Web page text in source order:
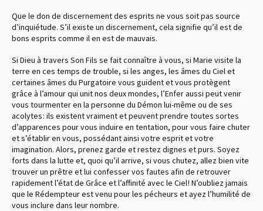
Que le don de discernement des esprits ne vous soit pas source
d’inquiétude. S’il existe un discernement, cela signifie qu’il est de
bons esprits comme il en est de mauvais.
Si Dieu à travers Son Fils se fait connaître à vous, si Marie visite la
terre en ces temps de trouble, si les anges, les âmes du Ciel et
certaines âmes du Purgatoire vous guident et vous protègent
grâce à l’amour qui unit nos deux mondes, l’Enfer aussi peut venir
vous tourmenter en la personne du Démon lui-même ou de ses
acolytes : ils existent vraiment et peuvent prendre toutes sortes
d’apparences pour vous induire en tentation, pour vous faire chuter
et s’établir en vous, possédant ainsi votre esprit et votre
imagination. Alors, prenez garde et restez dignes et purs. Soyez
forts dans la lutte et, quoi qu’il arrive, si vous chutez, allez bien vite
trouver un prêtre et lui confesser vos fautes afin de retrouver
rapidement l’état de Grâce et l’affinité avec le Ciel ! N’oubliez jamais
que le Rédempteur est venu pour les pécheurs et ayez l’humilité de
vous inclure dans leur nombre.